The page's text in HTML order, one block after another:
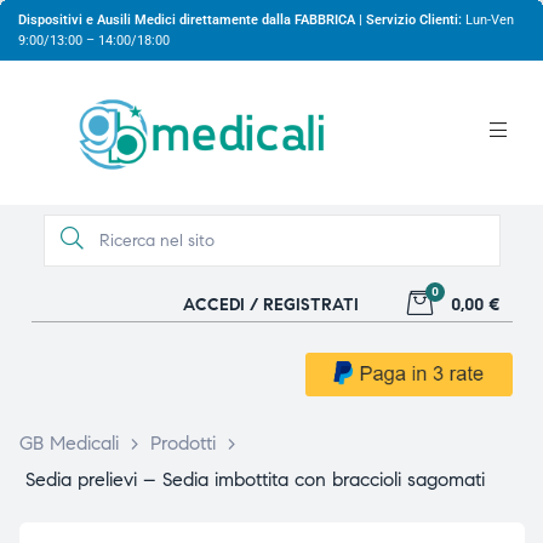
Dispositivi e Ausili Medici direttamente dalla FABBRICA | Servizio Clienti: Lun-Ven
9:00/13:00 – 14:00/18:00
ACCEDI / REGISTRATI
0
0,00 €
GB Medicali > Prodotti
>
Sedia prelievi – Sedia imbottita con braccioli sagomati